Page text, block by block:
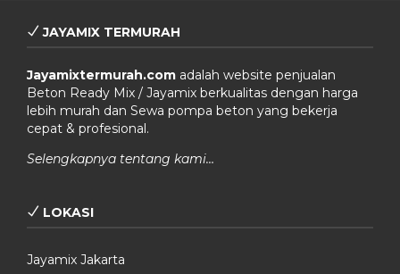
JAYAMIX TERMURAH
Jayamixtermurah.com adalah website penjualan
Beton Ready Mix / Jayamix berkualitas dengan harga
lebih murah dan Sewa pompa beton yang bekerja
cepat & profesional.
Selengkapnya tentang kami…
LOKASI
Jayamix Jakarta